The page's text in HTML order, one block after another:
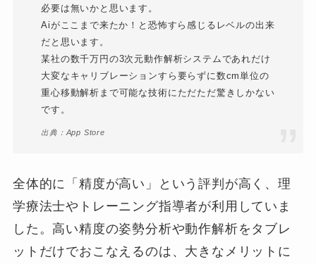
必要は無いかと思います。
Aiがここまで来たか！と恐怖すら感じるレベルの出来
だと思います。
某社の数千万円の3次元動作解析システムであれだけ
大変なキャリブレーションすら要らずに数cm単位の
重心移動解析まで可能な技術にただただ驚きしかない
です。
出典：App Store
全体的に「精度が高い」という評判が高く、理
学療法士やトレーニング指導者が利用していま
した。高い精度の姿勢分析や動作解析をタブレ
ットだけでおこなえるのは、大きなメリットに